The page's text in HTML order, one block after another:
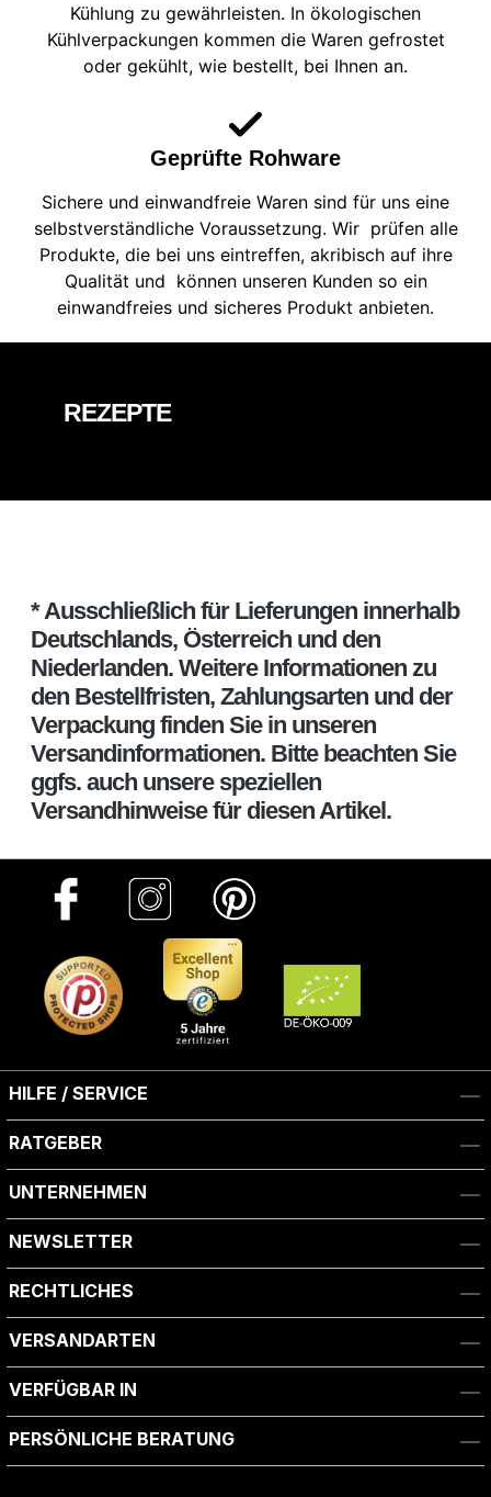
Kühlung zu gewährleisten. In ökologischen
Kühlverpackungen kommen die Waren gefrostet
oder gekühlt, wie bestellt, bei Ihnen an.
Geprüfte Rohware
Sichere und einwandfreie Waren sind für uns eine
selbstverständliche Voraussetzung. Wir prüfen alle
Produkte, die bei uns eintreffen, akribisch auf ihre
Qualität und können unseren Kunden so ein
einwandfreies und sicheres Produkt anbieten.
REZEPTE
* Ausschließlich für Lieferungen innerhalb
Deutschlands, Österreich und den
Niederlanden. Weitere Informationen zu
den Bestellfristen, Zahlungsarten und der
Verpackung finden Sie in unseren
Versandinformationen. Bitte beachten Sie
ggfs. auch unsere speziellen
Versandhinweise für diesen Artikel.
HILFE / SERVICE
RATGEBER
UNTERNEHMEN
NEWSLETTER
RECHTLICHES
VERSANDARTEN
VERFÜGBAR IN
PERSÖNLICHE BERATUNG